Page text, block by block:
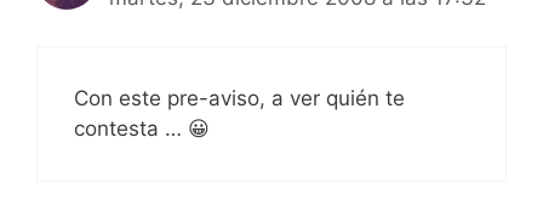
Con este pre-aviso, a ver quién te
contesta … 😀